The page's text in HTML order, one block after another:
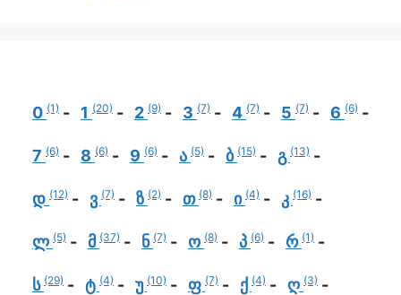
0 (1) 1 (20) 2 (9) 3 (7) 4 (7) 5 (7) 6 (6)
7 (6) 8 (6) 9 (6) ა (5) ბ (15) გ (13)
დ (12) ვ (7) ზ (2) თ (8) ი (4) კ (16)
ლ (5) მ (37) ნ (7) ო (8) პ (6) რ (1)
ს (29) ტ (4) უ (10) ფ (7) ქ (4) ღ (3)